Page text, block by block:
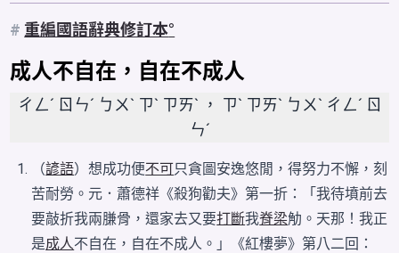
# 重編國語辭典修訂本
成人不自在，自在不成人
ㄔㄥˊ ㄖㄣˊ ㄅㄨˋ ㄗˋ ㄗㄞˋ ， ㄗˋ ㄗㄞˋ ㄅㄨˋ ㄔㄥˊ ㄖ
ㄣˊ
（諺語）想成功便不可只貪圖安逸悠閒，得努力不懈，刻
苦耐勞。元．蕭德祥《殺狗勸夫》第一折：「我待墳前去
要敲折我兩膁骨，還家去又要打斷我脊梁觔。天那！我正
是成人不自在，自在不成人。」《紅樓夢》第八二回：